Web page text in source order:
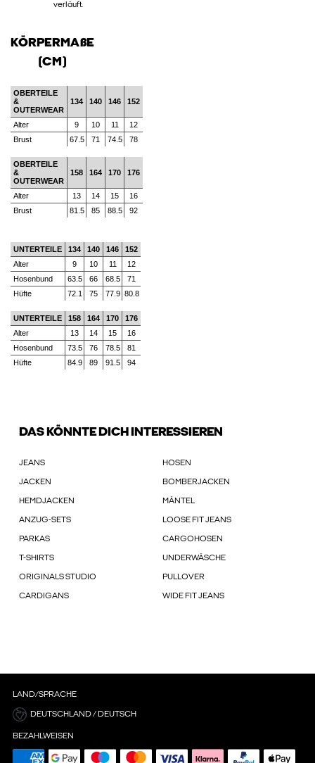
verläuft.
KÖRPERMAßE
(CM)
OBERTEILE
&
OUTERWEAR
134 140 146 152
Alter 9 10 11
12
Brust
67.5 71 74.5 78
OBERTEILE
&
OUTERWEAR
158 164 170 176
Alter 13 14 15
16
Brust
81.5 85 88.5 92
UNTERTEILE 134 140 146
152
Alter
9 10 11
12
Hosenbund
63.5 66 68.5
71
Hüfte
72.1 75 77.9 80.8
UNTERTEILE 158 164 170
176
Alter
13 14 15
16
Hosenbund
73.5 76 78.5
81
Hüfte
84.9 89 91.5 94
DAS KÖNNTE DICH INTERESSIEREN
JEANS HOSEN
JACKEN BOMBERJACKEN
HEMDJACKEN MÄNTEL
ANZUG-SETS LOOSE FIT JEANS
PARKAS CARGOHOSEN
T-SHIRTS UNDERWÄSCHE
ORIGINALS STUDIO PULLOVER
CARDIGANS WIDE FIT JEANS
LAND/SPRACHE
DEUTSCHLAND / DEUTSCH
BEZAHLWEISEN